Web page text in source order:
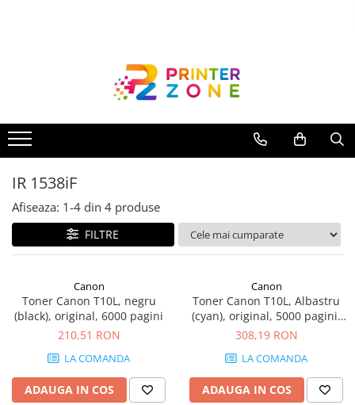
Imprimante cu jet
Multifunctionale laser
Multifunctionale cu jet
Imprimante etichete
Imprimante termice
Scanere
Accesorii imprimante
Accesorii multifunctionale
Piese schimb
Plottere
Consumabile imprimanta
IR 1538iF
Afiseaza: 1-4 din 4 produse
FILTRE
Canon
Toner Canon T10L, negru
(black), original, 6000 pagini
210,51 RON
LA COMANDA
ADAUGA IN COS
Canon
Toner Canon T10L, Albastru
(cyan), original, 5000 pagini,
135 g
308,19 RON
LA COMANDA
ADAUGA IN COS